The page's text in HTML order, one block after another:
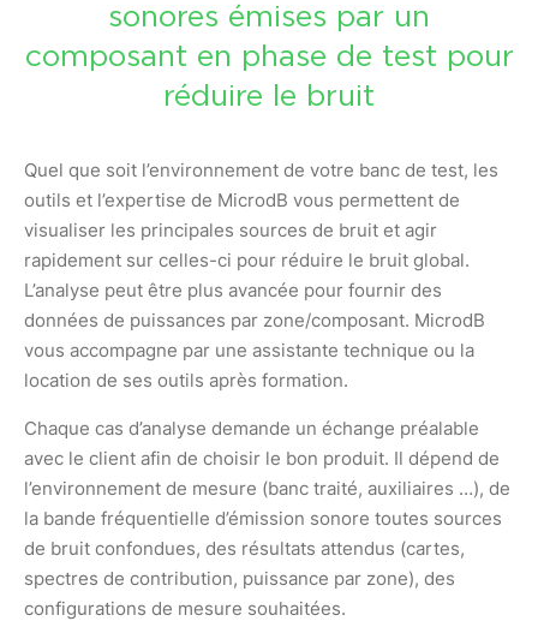
sonores émises par un
composant en phase de test pour
réduire le bruit
Quel que soit l’environnement de votre banc de test, les
outils et l’expertise de MicrodB vous permettent de
visualiser les principales sources de bruit et agir
rapidement sur celles-ci pour réduire le bruit global.
L’analyse peut être plus avancée pour fournir des
données de puissances par zone/composant. MicrodB
vous accompagne par une assistante technique ou la
location de ses outils après formation.
Chaque cas d’analyse demande un échange préalable
avec le client afin de choisir le bon produit. Il dépend de
l’environnement de mesure (banc traité, auxiliaires …), de
la bande fréquentielle d’émission sonore toutes sources
de bruit confondues, des résultats attendus (cartes,
spectres de contribution, puissance par zone), des
configurations de mesure souhaitées.